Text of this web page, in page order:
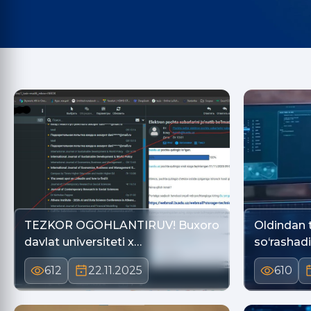
TEZKOR OGОHLANTIRUV! Buxoro
davlat universiteti x…
612 22.11.2025
Oldindan
610